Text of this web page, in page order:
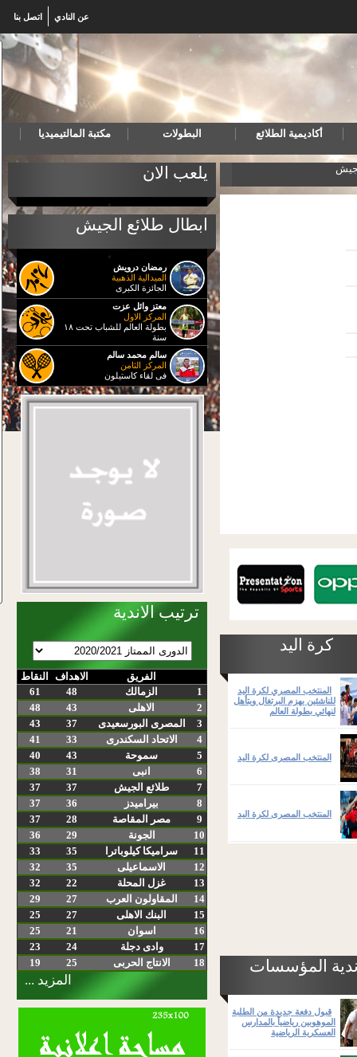
اتصل بنا عن النادي
أكاديمية الطلائع البطولات مكتبة المالتيميديا
يلعب الان
ابطال طلائع الجيش
رمضان درويش
الميدالية الذهبية
الجائزة الكبرى
معتز وائل عزت
المركز الاول
بطولة العالم للشباب تحت ١٨
سنة
سالم محمد سالم
المركز الثامن
فى لقاء كاستيلون
ترتيب الاندية
الفريق الاهداف
النقاط
1
الزمالك 48
61
2
الاهلى 43
48
3
المصرى البورسعيدى 37
43
4
الاتحاد السكندرى 33
41
5
سموحة 43
40
6
انبى 31
38
7
طلائع الجيش 37
37
8
بيراميدز 36
37
9
مصر المقاصة 28
37
10
الجونة 29
36
11
سراميكا كيلوباترا 35
33
12
الاسماعيلى 35
32
13
غزل المحلة 22
32
14
المقاولون العرب 27
29
15
البنك الاهلى 27
25
16
اسوان 21
25
17
وادى دجلة 24
23
18
الانتاج الحربى 25
19
المزيد ...
المنتخب المصري لكرة اليد للناشئين يهزم البرتغال
كرة اليد
المنتخب المصري لكرة اليد
للناشئين يهزم البرتغال ويتأهل
لنهائي بطولة العالم
المنتخب المصرى لكرة اليد
المنتخب المصرى لكرة اليد
المؤسسات
قبول دفعة جديدة من الطلبة
الموهوبين رياضياً بالمدارس
العسكرية الرياضية